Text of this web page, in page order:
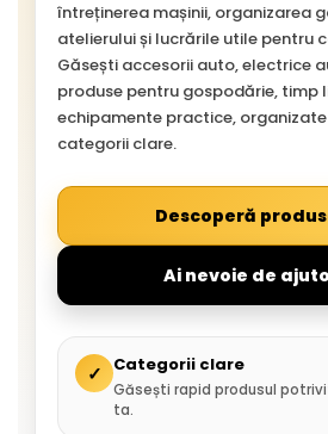
întreținerea mașinii, organizarea
atelierului și lucrările utile pentru
Găsești accesorii auto, electrice
produse pentru gospodărie, timp
echipamente practice,
categorii clare.
Descoperă
Ai nevoie de
✓ Categorii clare
Găsești rapid produsul
ta.